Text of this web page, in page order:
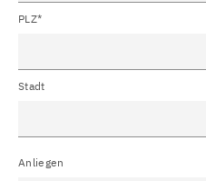
PLZ*
Stadt
Anliegen